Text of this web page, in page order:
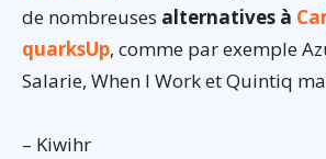
de nombreuses alternatives à
quarksUp, comme par exemple
Salarie, When I Work et Quintiq
– Kiwihr